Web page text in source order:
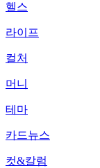
헬스
라이프
컬처
머니
테마
카드뉴스
컷&칼럼